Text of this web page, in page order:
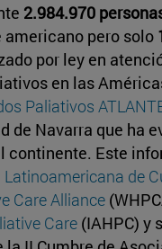
2.984.970
pero solo
por ley en
en las
Paliativos
de Navarra que ha
continente. Este
de
Care Alliance
Care (IAHPC) y